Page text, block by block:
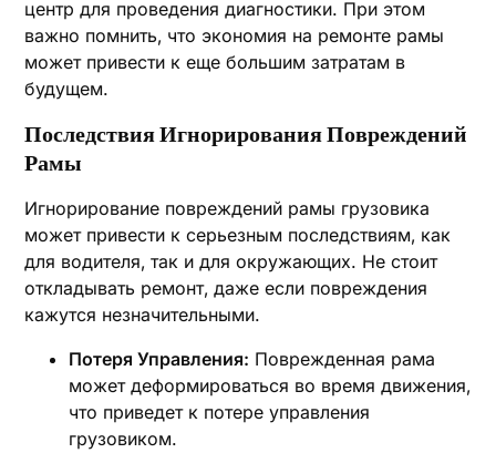
центр для проведения диагностики. При этом
важно помнить‚ что экономия на ремонте рамы
может привести к еще большим затратам в
будущем.
Последствия Игнорирования Повреждений
Рамы
Игнорирование повреждений рамы грузовика
может привести к серьезным последствиям‚ как
для водителя‚ так и для окружающих. Не стоит
откладывать ремонт‚ даже если повреждения
кажутся незначительными.
Потеря Управления: Поврежденная рама
может деформироваться во время движения‚
что приведет к потере управления
грузовиком.